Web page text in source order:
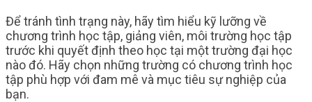
Để tránh tình trạng này, hãy tìm hiểu kỹ lưỡng về
chương trình học tập, giảng viên, môi trường học tập
trước khi quyết định theo học tại một trường đại học
nào đó. Hãy chọn những trường có chương trình học
tập phù hợp với đam mê và mục tiêu sự nghiệp của
bạn.